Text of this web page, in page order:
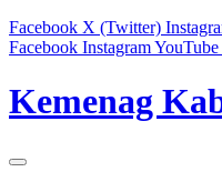
Facebook X (Twitter)
Facebook InstagramYouTube
Kemenag